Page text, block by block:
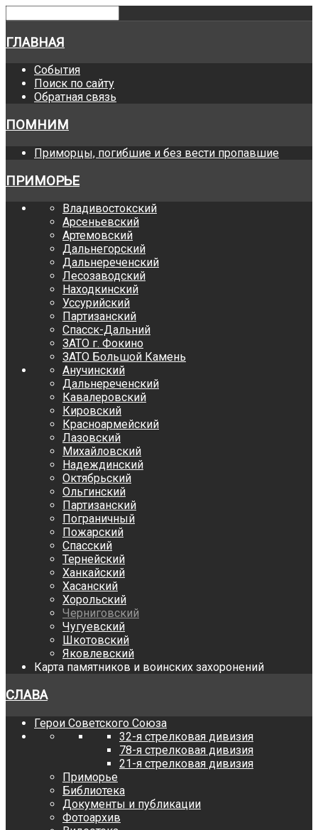
ГЛАВНАЯ
События
Поиск по сайту
Обратная связь
ПОМНИМ
Приморцы, погибшие и без вести пропавшие
ПРИМОРЬЕ
Владивостокский
Арсеньевский
Артемовский
Дальнегорский
Дальнереченский
Лесозаводский
Находкинский
Уссурийский
Партизанский
Спасск-Дальний
ЗАТО г. Фокино
ЗАТО Большой Камень
Анучинский
Дальнереченский
Кавалеровский
Кировский
Красноармейский
Лазовский
Михайловский
Надеждинский
Октябрьский
Ольгинский
Партизанский
Пограничный
Пожарский
Спасский
Тернейский
Ханкайский
Хасанский
Хорольский
Черниговский
Чугуевский
Шкотовский
Яковлевский
Карта памятников и воинских захоронений
СЛАВА
Герои Советского Союза
32-я стрелковая дивизия
78-я стрелковая дивизия
21-я стрелковая дивизия
Приморье
Библиотека
Документы и публикации
Фотоархив